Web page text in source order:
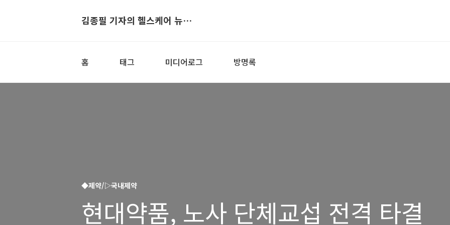
김종필 기자의 헬스케어 뉴스▶
홈 태그 미디어로그 방명록
◆제약/▷국내제약
현대약품, 노사 단체교섭 전격 타결